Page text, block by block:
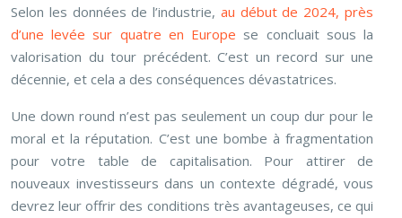
Selon les données de l’industrie, au début de 2024, près
d’une levée sur quatre en Europe se concluait sous la
valorisation du tour précédent. C’est un record sur une
décennie, et cela a des conséquences dévastatrices.
Une down round n’est pas seulement un coup dur pour le
moral et la réputation. C’est une bombe à fragmentation
pour votre table de capitalisation. Pour attirer de
nouveaux investisseurs dans un contexte dégradé, vous
devrez leur offrir des conditions très avantageuses, ce qui